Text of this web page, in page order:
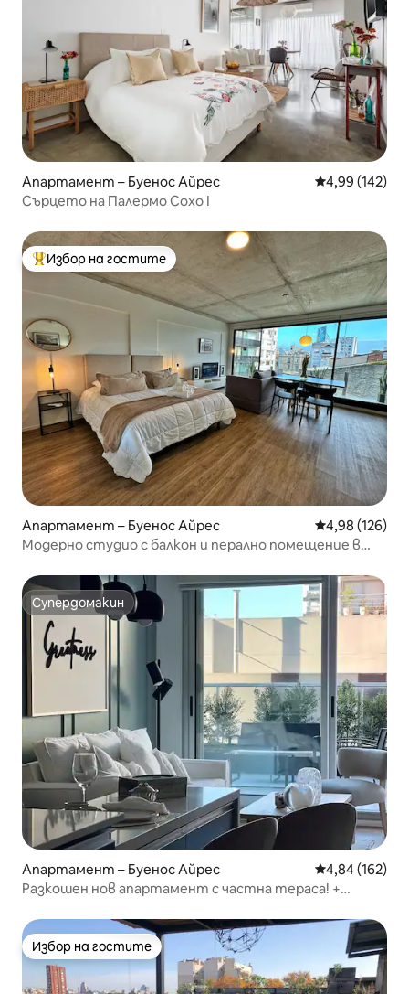
Апартамент – Буенос Айрес Средна
4,99 (142)
Сърцето на Палермо Сохо I
Най-популярен избор на гостите
Избор на гостите
Апартамент – Буенос Айрес Средна
4,98 (126)
Модерно студио с балкон и перално помещение в
Супердомакин
Супердомакин
Апартамент – Буенос Айрес Средна
4,84 (162)
Разкошен нов апартамент с частна тераса! +
Избор на гостите
Избор на гостите